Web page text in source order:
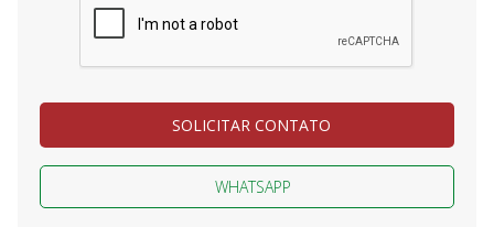
SOLICITAR CONTATO
WHATSAPP